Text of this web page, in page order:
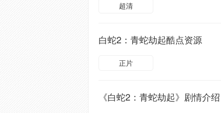
超清
白蛇2：青蛇劫起酷点资源
正片
《白蛇2：青蛇劫起》剧情介绍